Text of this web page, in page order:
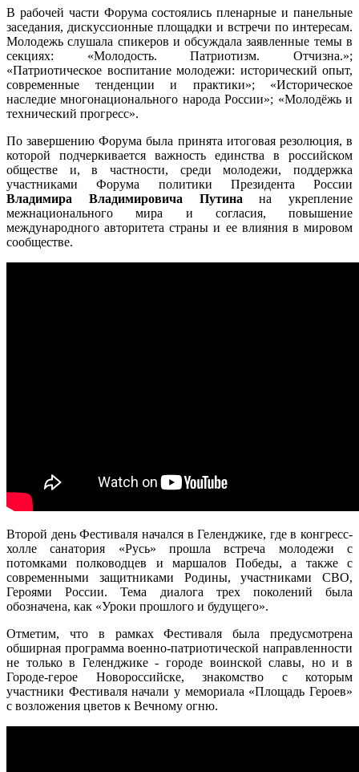
В рабочей части Форума состоялись пленарные и панельные
заседания, дискуссионные площадки и встречи по интересам.
Молодежь слушала спикеров и обсуждала заявленные темы в
секциях: «Молодость. Патриотизм. Отчизна.»;
«Патриотическое воспитание молодежи: исторический опыт,
современные тенденции и практики»; «Историческое
наследие многонационального народа России»; «Молодёжь и
технический прогресс».
По завершению Форума была принята итоговая резолюция, в
которой подчеркивается важность единства в российском
обществе и, в частности, среди молодежи, поддержка
участниками Форума политики Президента России
Владимира Владимировича Путина на укрепление
межнационального мира и согласия, повышение
международного авторитета страны и ее влияния в мировом
сообществе.
Второй день Фестиваля начался в Геленджике, где в конгресс-
холле санатория «Русь» прошла встреча молодежи с
потомками полководцев и маршалов Победы, а также с
современными защитниками Родины, участниками СВО,
Героями России. Тема диалога трех поколений была
обозначена, как «Уроки прошлого и будущего».
Отметим, что в рамках Фестиваля была предусмотрена
обширная программа военно-патриотической направленности
не только в Геленджике - городе воинской славы, но и в
Городе-герое Новороссийске, знакомство с которым
участники Фестиваля начали у мемориала «Площадь Героев»
с возложения цветов к Вечному огню.